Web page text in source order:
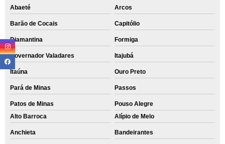
Abaeté Arcos
Barão de Cocais Capitólio
Diamantina Formiga
Governador Valadares Itajubá
Itaúna Ouro Preto
Pará de Minas Passos
Patos de Minas
Pouso Alegre
Alto Barroca
Alípio de Melo
Anchieta Bandeirantes